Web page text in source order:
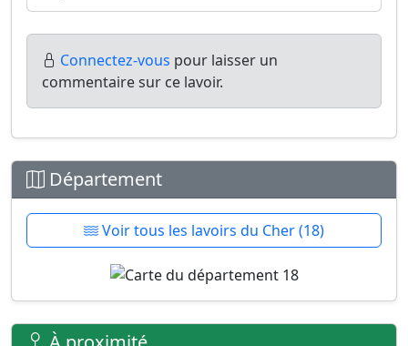
Connectez-vous pour laisser un
commentaire sur ce lavoir.
Département
Voir tous les lavoirs du Cher (18)